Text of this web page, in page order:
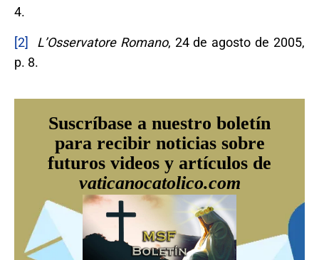
4.
[2] L’Osservatore Romano, 24 de agosto de 2005,
p. 8.
Suscríbase a nuestro boletín
para recibir noticias sobre
futuros videos y artículos de
vaticanocatolico.com